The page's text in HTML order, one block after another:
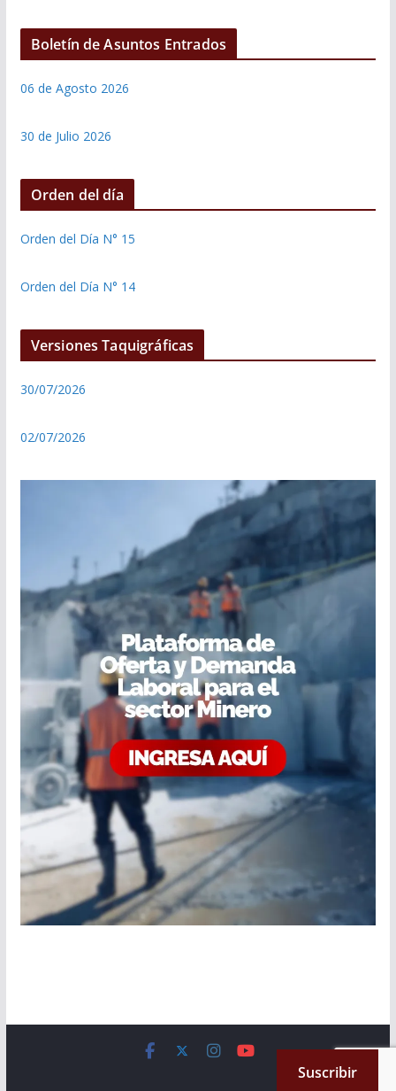
Boletín de Asuntos Entrados
06 de Agosto 2026
30 de Julio 2026
Orden del día
Orden del Día N° 15
Orden del Día N° 14
Versiones Taquigráficas
30/07/2026
02/07/2026
. All rights reserved.
Suscribir